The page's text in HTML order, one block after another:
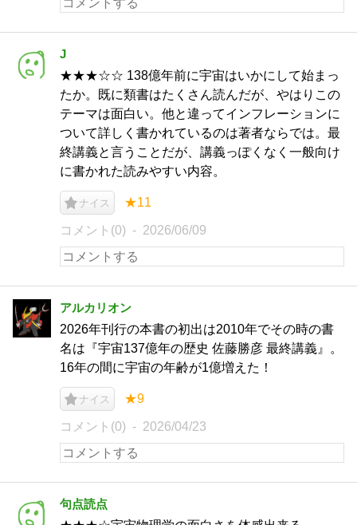
J
★★★☆☆ 138億年前に宇宙はいかにして始まっ
たか。既に類書はたくさん読んだが、やはりこの
テーマは面白い。他と違ってインフレーションに
ついて詳しく書かれているのは著者ならでは。最
終講義と言うことだが、講義っぽくなく一般向け
に書かれた読みやすい内容。
ナイス ★11
コメント(0) 2026/06/09
アルカリオン
2026年刊行の本書の初出は2010年でその時の書
名は『宇宙137億年の歴史 佐藤勝彦 最終講義』。
16年の間に宇宙の年齢が1億増えた！
ナイス ★9
コメント(0) 2026/04/23
句点読点